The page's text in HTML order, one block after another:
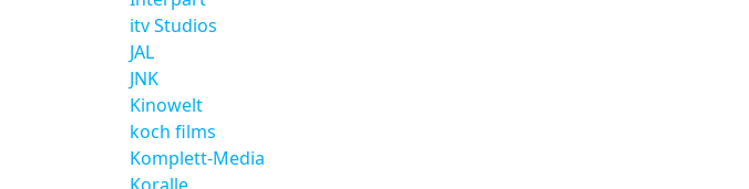
itv Studios
JAL
JNK
Kinowelt
koch films
Komplett-Media